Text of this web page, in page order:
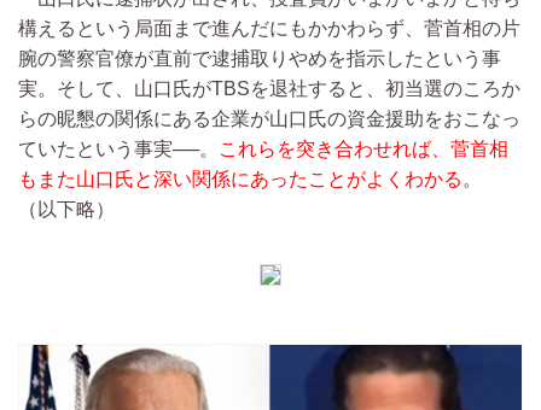
構えるという局面まで進んだにもかかわらず、菅首相の片
腕の警察官僚が直前で逮捕取りやめを指示したという事
実。そして、山口氏がTBSを退社すると、初当選のころか
らの昵懇の関係にある企業が山口氏の資金援助をおこなっ
ていたという事実──。
これらを突き合わせれば、菅首相
もまた山口氏と深い関係にあったことがよくわかる 。
（以下略）